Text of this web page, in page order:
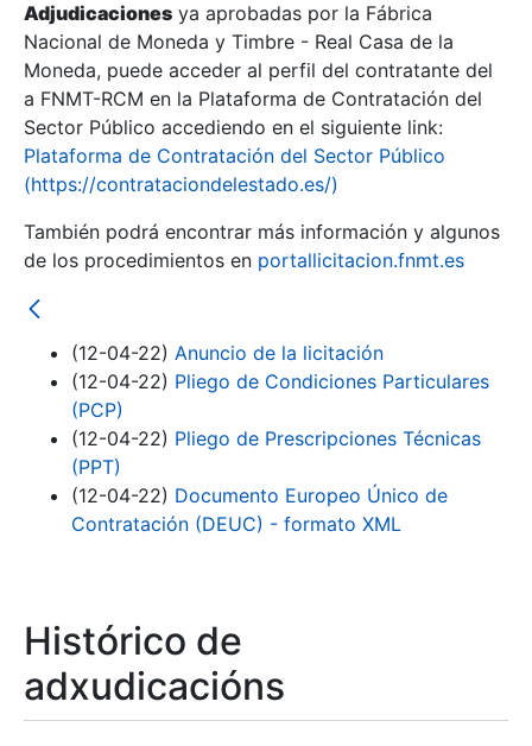
Mostrar/Ocultar
Adjudicaciones ya aprobadas por la Fábrica
Nacional de Moneda y Timbre - Real Casa de la
Moneda, puede acceder al perfil del contratante del
a FNMT-RCM en la Plataforma de Contratación del
Sector Público accediendo en el siguiente link:
Plataforma de Contratación del Sector Público
(https://contrataciondelestado.es/)
También podrá encontrar más información y algunos
de los procedimientos en portallicitacion.fnmt.es
(12-04-22) Anuncio de la licitación
(12-04-22) Pliego de Condiciones Particulares
(PCP)
(12-04-22) Pliego de Prescripciones Técnicas
(PPT)
(12-04-22) Documento Europeo Único de
Contratación (DEUC) - formato XML
Histórico de
adxudicacións